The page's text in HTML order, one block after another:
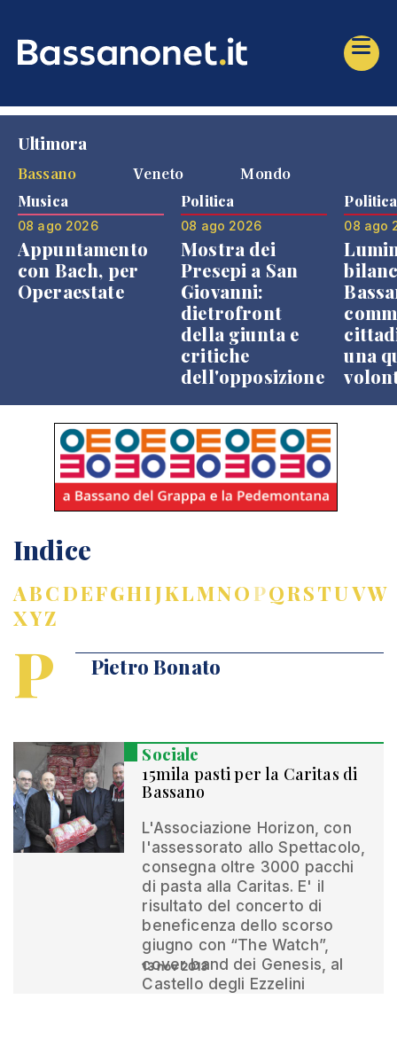
Ultimora
Bassano
Veneto Mondo
Musica
08 ago 2026
Appuntamento
con Bach, per
Operaestate
Politica
08 ago 2026
Mostra dei
Presepi a San
Giovanni:
dietrofront
della giunta e
critiche
dell'opposizione
Politica
08 ago
una
Indice
ABCDEFGHIJKLMNOPQRSTUVW
XYZ
P Pietro Bonato
Sociale
15mila pasti per la Caritas di
Bassano
L'Associazione Horizon, con
l'assessorato allo Spettacolo,
consegna oltre 3000 pacchi
di pasta alla Caritas. E' il
risultato del concerto di
beneficenza dello scorso
giugno con “The Watch”,
cover band dei Genesis, al
Castello degli Ezzelini
13 nov 2013